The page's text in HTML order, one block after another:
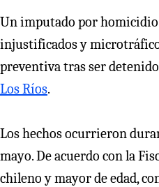
Un imputado por
injustificados y
preventiva tras ser
Los Ríos.
Los hechos ocurrieron
mayo. De acuerdo con la
chileno y mayor de edad,